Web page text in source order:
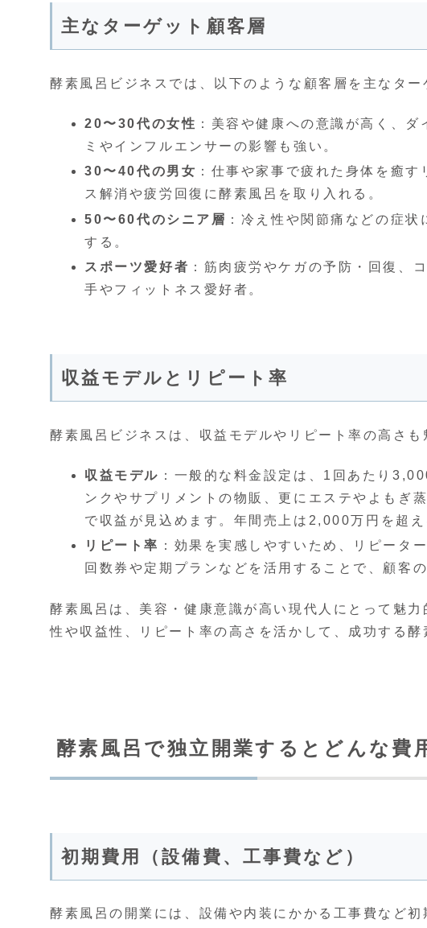
主なターゲット顧客層
酵素風呂ビジネスでは、以下のような顧客層を主なター
20〜30代の女性 ：美容や健康への意識が高く、
ミやインフルエンサーの影響も強い。
30〜40代の男女 ：仕事や家事で疲れた身体を癒
ス解消や疲労回復に酵素風呂を取り入れる。
50〜60代のシニア層 ：冷え性や関節痛などの症
する。
スポーツ愛好者 ：筋肉疲労やケガの予防・回復、
手やフィットネス愛好者。
収益モデルとリピート率
酵素風呂ビジネスは、収益モデルやリピート率の高さも
収益モデル ：一般的な料金設定は、1回あたり
ンクやサプリメントの物販、更にエステやよもぎ
で収益が見込めます。年間売上は2,000万円を超え
リピート率 ：効果を実感しやすいため、リピータ
回数券や定期プランなどを活用することで、顧客
酵素風呂は、美容・健康意識が高い現代人にとって魅
性や収益性、リピート率の高さを活かして、成功する
酵素風呂で独立開業するとどんな費
初期費用（設備費、工事費など）
酵素風呂の開業には、設備や内装にかかる工事費など